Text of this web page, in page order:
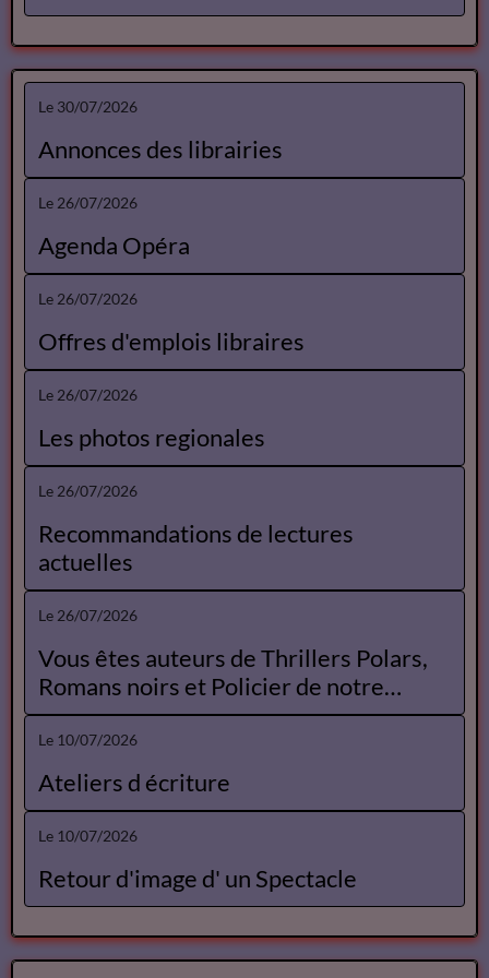
Le 30/07/2026
Annonces des librairies
Le 26/07/2026
Agenda Opéra
Le 26/07/2026
Offres d'emplois libraires
Le 26/07/2026
Les photos regionales
Le 26/07/2026
Recommandations de lectures
actuelles
Le 26/07/2026
Vous êtes auteurs de Thrillers Polars,
Romans noirs et Policier de notre
Catalogue
Le 10/07/2026
Ateliers d écriture
Le 10/07/2026
Retour d'image d' un Spectacle